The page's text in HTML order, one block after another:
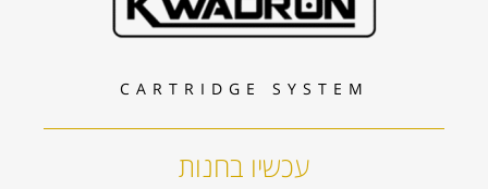
CARTRIDGE SYSTEM
עכשיו בחנות